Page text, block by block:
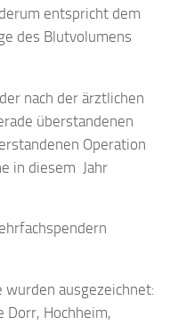
entspricht dem
des Blutvolumens
nach der ärztlichen
überstandenen
Operation
in diesem Jahr
ausgezeichnet:
Dorr, Hochheim,